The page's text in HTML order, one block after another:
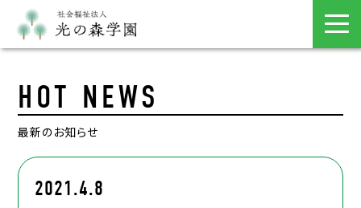
HOT NEWS
最新のお知らせ
2021.4.8